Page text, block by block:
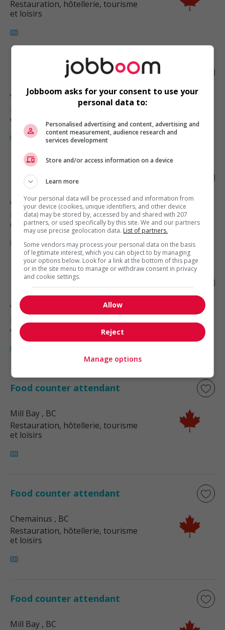
Restauration, hôtellerie, tourisme
et loisirs
Food counter attendant
Victoria, BC
Restauration, hôtellerie, tourisme
et loisirs
Food counter attendant
Campbell River, BC
Restauration, hôtellerie, tourisme
et loisirs
Food counter attendant
Victoria
Restauration, hôtellerie, tourisme
et loisirs
Food counter attendant
Mill Bay , BC
Restauration, hôtellerie, tourisme
et loisirs
Food counter attendant
Chemainus , BC
Restauration, hôtellerie, tourisme
et loisirs
Food counter attendant
Mill Bay , BC
Jobboom asks for your consent to use your
personal data to:
Personalised advertising and content, advertising and
content measurement, audience research and
services development
Store and/or access information on a device
Learn more
Your personal data will be processed and information from
your device (cookies, unique identifiers, and other device
data) may be stored by, accessed by and shared with 207
partners, or used specifically by this site. We and our partners
may use precise geolocation data. List of partners.
Some vendors may process your personal data on the basis
of legitimate interest, which you can object to by managing
your options below. Look for a link at the bottom of this page
or in the site menu to manage or withdraw consent in privacy
and cookie settings.
Allow
Reject
Manage options